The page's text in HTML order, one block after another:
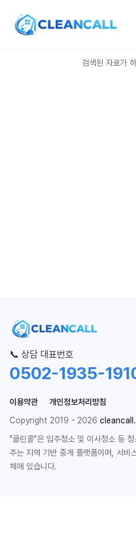
검색된 자료가
📞 상담 대표번호
0502-1935-
이용약관
개인정보처리방침
Copyright 2019 - 2026
"클린콜"은 입주청소 및 이사청소 등
주는 지역 기반 중개 플랫폼이며, 서비
체에 있습니다.